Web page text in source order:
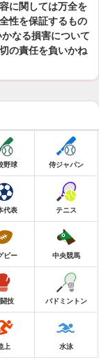
に関しては万全を
性を保証するもの
なる損害について
の責任を負いかね
野球 侍ジャパン
代表 テニス
ビー 中央競馬
技 バドミントン
上 水泳